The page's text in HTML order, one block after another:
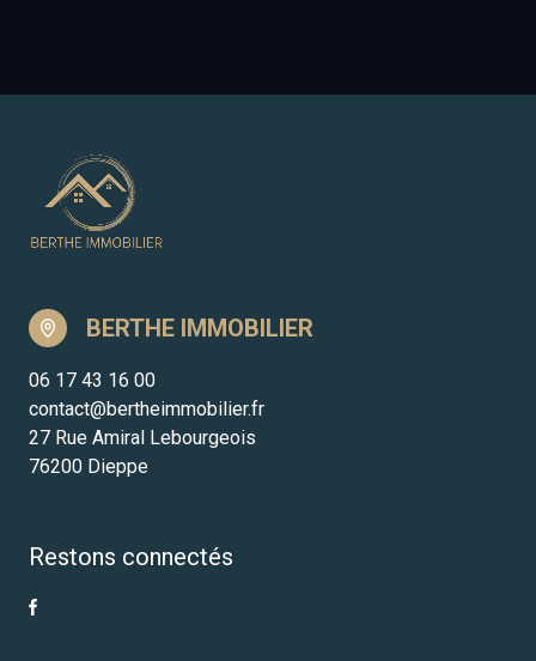
BERTHE IMMOBILIER
06 17 43 16 00
contact@bertheimmobilier.fr
27 Rue Amiral Lebourgeois
76200 Dieppe
Restons connectés